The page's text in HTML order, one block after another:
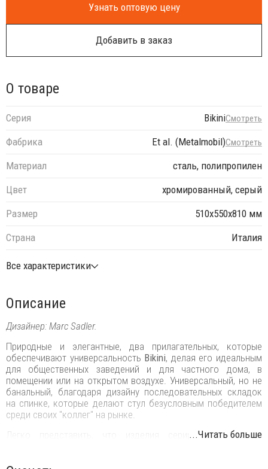
Узнать оптовую цену
Добавить в заказ
О товаре
Серия BikiniСмотреть
Фабрика Et al. (Metalmobil)Смотреть
Материал
сталь, полипропилен
Цвет
хромированный, серый
Размер
510х550х810 мм
Страна
Италия
Все характеристики
Описание
Дизайнер: Marc Sadler.
Природные и элегантные, два прилагательных, которые
обеспечивают универсальность Bikini, делая его идеальным
для общественных заведений и для частного дома, в
помещении или на открытом воздухе. Универсальный, но не
банальный, благодаря дизайну последовательных складок
на спинке, которые делают стул безусловным победителем
среди своих "коллег" на рынке.
Легко представить, что изделия серииBikiniудобно
...Читать больше